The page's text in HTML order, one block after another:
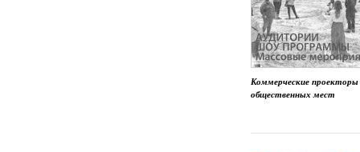
Коммерческие проекторы
общественных мест